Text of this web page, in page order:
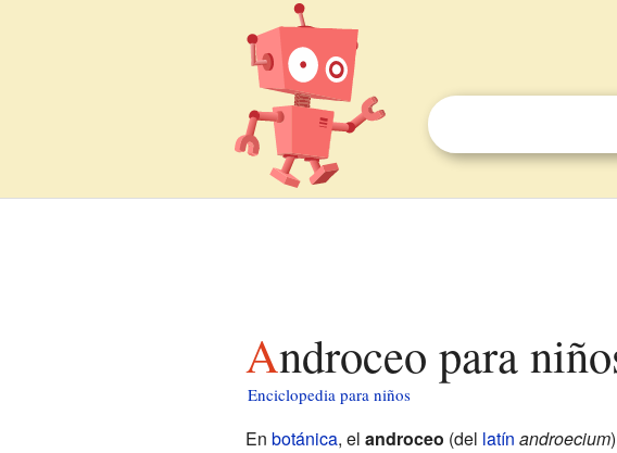
Androceo para
Enciclopedia para niños
En botánica, el androceo (del latín androecium